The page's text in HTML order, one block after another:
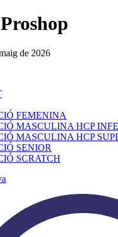
de 2026
FEMENINA
MASCULINA HCP
MASCULINA HCP
SENIOR
SCRATCH